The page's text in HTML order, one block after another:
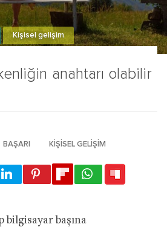
anahtarı olabilir
Kişisel gelişim
BAŞARI KIŞISEL GELIŞIM
bilgisayar başına